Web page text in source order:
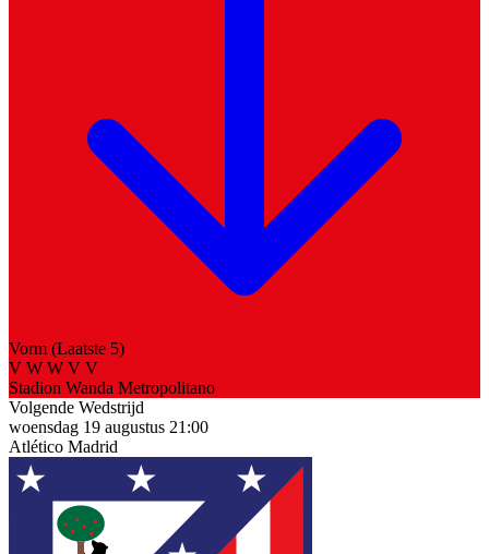
Vorm (Laatste 5)
V W W V V
Stadion Wanda Metropolitano
Volgende Wedstrijd
woensdag 19 augustus 21:00
Atlético Madrid